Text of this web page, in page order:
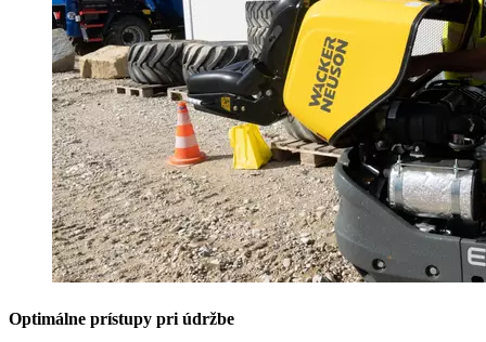
Optimálne prístupy pri údržbe